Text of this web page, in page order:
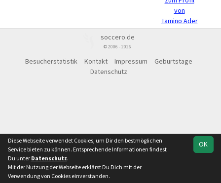
von
Tamino Ader
soccero.de
© 2006 - 2026
Besucherstatistik Kontakt Impressum
Geburtstage
Datenschutz
OK
Diese Webseite verwendet Cookies, um Dir den bestmöglichen
Service bieten zu können. Entsprechende Informationen findest
Du unter Datenschutz.
Mit der Nutzung der Webseite erklärst Du Dich mit der
Verwendung von Cookies einverstanden.